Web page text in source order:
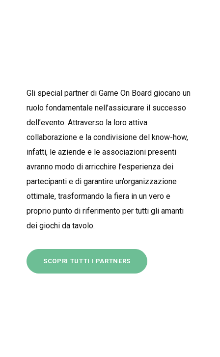
Gli special partner di Game On Board giocano un
ruolo fondamentale nell’assicurare il successo
dell’evento. Attraverso la loro attiva
collaborazione e la condivisione del know-how,
infatti, le aziende e le associazioni presenti
avranno modo di arricchire l’esperienza dei
partecipanti e di garantire un’organizzazione
ottimale, trasformando la fiera in un vero e
proprio punto di riferimento per tutti gli amanti
dei giochi da tavolo.
SCOPRI TUTTI I PARTNERS